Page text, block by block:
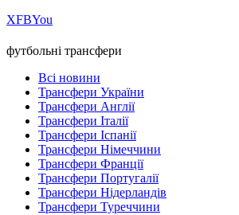
ХFBYou
футбольні трансфери
Всі новини
Трансфери України
Трансфери Англії
Трансфери Італії
Трансфери Іспанії
Трансфери Німеччини
Трансфери Франції
Трансфери Португалії
Трансфери Нідерландів
Трансфери Туреччини